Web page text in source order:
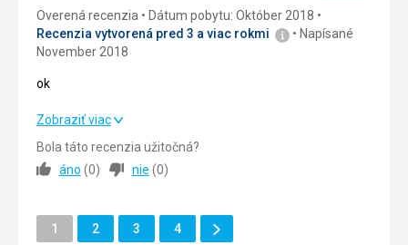
Google Translate
Cena 5,0
Overená recenzia
Dátum pobytu: Október 2018
Recenzia vytvorená pred 3 a viac rokmi
Napísané
November 2018
ok
ok
Strava
Okolie
Zobraziť viac
Bola táto recenzia užitočná?
áno (0) nie (0)
Stránka
1 Stránka
2 Stránka
3 Stránka
4
Ďalšie